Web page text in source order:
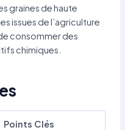
graines de haute
issues de l’agriculture
consommer des
chimiques.
Points Clés